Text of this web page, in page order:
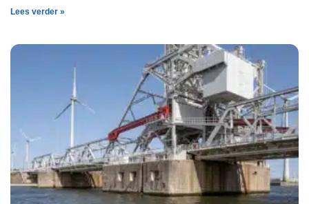
Lees verder »